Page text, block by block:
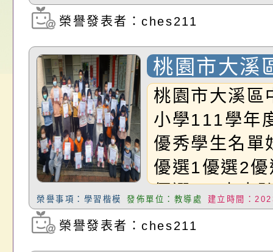
置課程與教學人才庫
畫」一案， 請教師
請，請查照。
減碳存摺2.0」全民
桃園市政府家庭教育
年度祖孫樂淘桃－祖
祝活動」海報電子檔
位協助鼓勵所屬同仁
關（構）、學校、民
名參加，請查照
轉知有關銓敘部建置
員退休所得重審後實
算器」，公立學校退
亦可利用
檢送財團法人台灣優
發展協會辦理115年
看國產豬肉生產流程
一案，請查照。
五忠林哲以沈
瀏覽次數：2328
榮譽發表者：ches211
桃園市大溪
民小學111
假作業優秀
桃園市大溪區
小學111學年
優秀學生名單
優選1優選2
優選5一忠卓
呂彥佩李芷瑜
榮譽事項：學習楷模 發佈單位：教導處 建立時間：
瀏覽次數：1901
榮譽發表者：ches211